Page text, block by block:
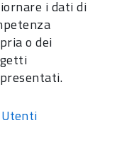
i dati di
o dei
Utenti